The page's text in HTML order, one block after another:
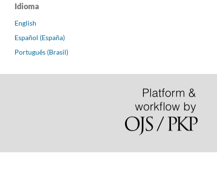
Idioma
English
Español (España)
Português (Brasil)